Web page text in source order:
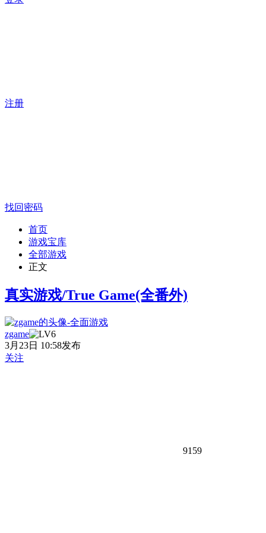
注册
找回密码
首页
游戏宝库
全部游戏
正文
真实游戏/True Game(全番外)
zgame
3月23日 10:58发布
关注
9159